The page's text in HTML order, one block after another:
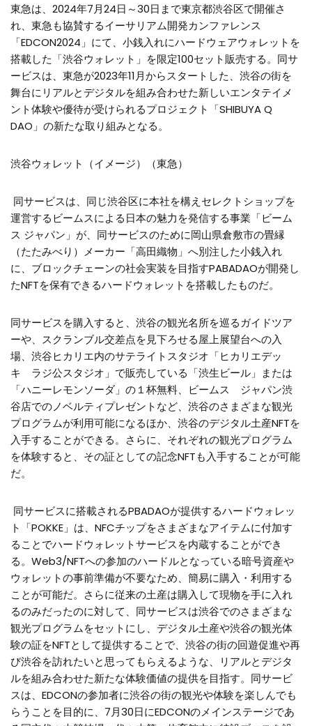
東急は、2024年7月24日～30日まで東京都渋谷区で開催さ
れ、東急も協賛するイーサリアム開発カンファレンス
「EDCON2024」にて、小銭入れにハードウェアウォレットを
搭載した「渋谷ウォレット」を限定100セット販売する。同サ
ービスは、東急が2023年11月からスタートした、渋谷の街を
舞台にリアルとデジタルを組み合わせた新しいエンタテイメ
ント体験や優待が受けられるプロジェクト「SHIBUYA Q
DAO」の新たな取り組みとなる。
渋谷ウォレット（イメージ）（東急）
同サービスは、同じ渋谷区に本社を構えセレクトショップを
運営するビームスによる日本の魅力を発信する事業「ビーム
ス ジャパン」が、同サービスのために岡山県倉敷市の畳縁
（たたみべり）メーカー「高田織物」へ別注した小銭入れ
に、ブロックチェーンの社会実装を目指すPABADAOが開発し
たNFTを保有できるハードウォレットを搭載したものだ。
同サービスを購入すると、渋谷の観光名所を巡るガイドツア
ーや、スクランブル交差点を見下ろせる屋上展望台への入
場、渋谷ヒカリエ内のサテライトスタジオ「ヒカリエデッ
キ ラジ公スタジオ」で販売している「渋生ビール」または
「ハニーレモンソーダ」の１杯無料、ビームス ジャパン渋
谷店でのノベルティプレゼントなど、渋谷のさまざまな観光
プログラムが利用可能になるほか、渋谷のデジタル土産NFTを
入手することができる。さらに、それぞれの観光プログラム
を体験すると、その証としての記念NFTも入手することが可能
だ。
同サービスに搭載されるPBADAOが提供するハードウォレッ
ト「POKKE」は、NFCチップをさまざまなアイテムに付加す
ることでハードウォレットサービスを内蔵することができ
る。Web3/NFTへの参加のハードルとなっている暗号資産や
ウォレットの事前準備が不要なため、簡易に購入・利用する
ことが可能だ。さらに従来の土産は購入して現物を手に入れ
るのみだったのに対して、同サービスは渋谷でのさまざまな
観光プログラムをセットにし、デジタル土産や渋谷の観光体
験の証をNFTとして提供することで、渋谷の街の回遊促進や再
び渋谷を訪れたいと思ってもらえるような、リアルとデジタ
ルを組み合わせた新たな体験価値の提供を目指す。同サービ
スは、EDCONの参加者に渋谷の街の観光や体験を楽しんでも
らうことを目的に、7月30日にEDCONのメインステージであ